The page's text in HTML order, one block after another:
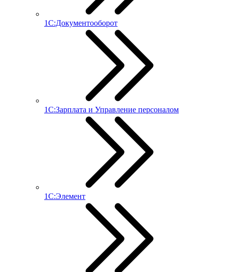
1С:Документооборот
1С:Зарплата и Управление персоналом
1С:Элемент